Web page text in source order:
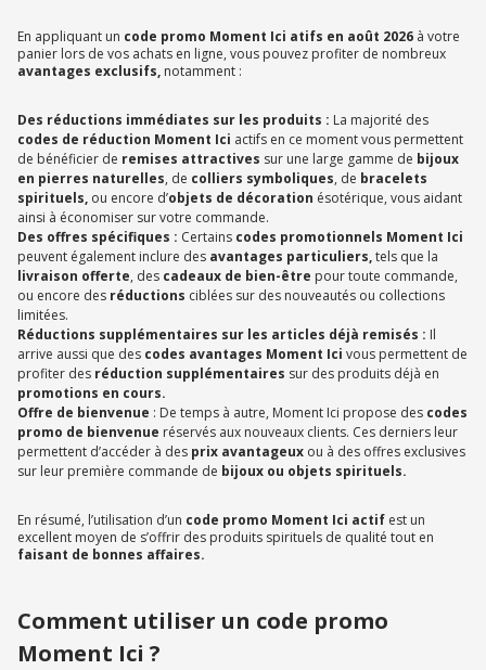
En appliquant un code promo Moment Ici atifs en août 2026 à votre
panier lors de vos achats en ligne, vous pouvez profiter de nombreux
avantages exclusifs, notamment :
Des réductions immédiates sur les produits : La majorité des
codes de réduction Moment Ici actifs en ce moment vous permettent
de bénéficier de remises attractives sur une large gamme de bijoux
en pierres naturelles, de colliers symboliques, de bracelets
spirituels, ou encore d’objets de décoration ésotérique, vous aidant
ainsi à économiser sur votre commande.
Des offres spécifiques : Certains codes promotionnels Moment Ici
peuvent également inclure des avantages particuliers,tels que la
livraison offerte, des cadeaux de bien-être pour toute commande,
ou encore des réductions ciblées sur des nouveautés ou collections
limitées.
Réductions supplémentaires sur les articles déjà remisés : Il
arrive aussi que des codes avantages Moment Ici vous permettent de
profiter des réduction supplémentaires sur des produits déjà en
promotions en cours.
Offre de bienvenue : De temps à autre, Moment Ici propose des codes
promo de bienvenue réservés aux nouveaux clients. Ces derniers leur
permettent d’accéder à des prix avantageux ou à des offres exclusives
sur leur première commande de bijoux ou objets spirituels.
En résumé, l’utilisation d’un code promo Moment Ici actif est un
excellent moyen de s’offrir des produits spirituels de qualité tout en
faisant de bonnes affaires.
Comment utiliser un code promo
Moment Ici ?